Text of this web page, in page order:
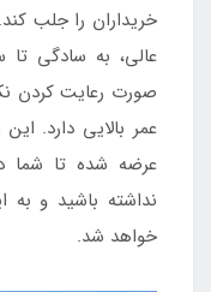
خریداران را جلب
عالی، به سادگی
صورت رعایت کردن
عمر بالایی دارد.
عرضه شده تا شما
نداشته باشید و به
خواهد شد.